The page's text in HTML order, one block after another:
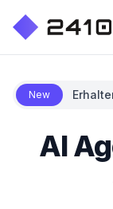
New
AI